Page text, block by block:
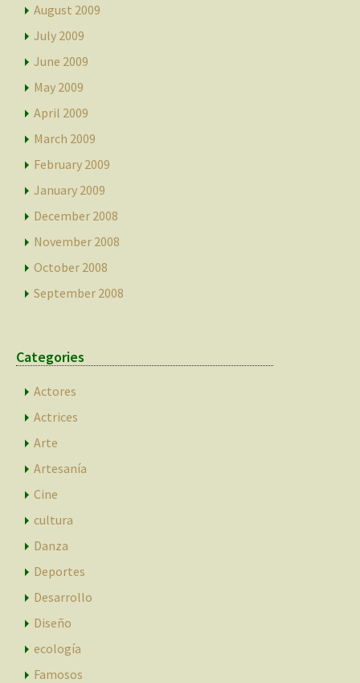
August 2009
July 2009
June 2009
May 2009
April 2009
March 2009
February 2009
January 2009
December 2008
November 2008
October 2008
September 2008
Categories
Actores
Actrices
Arte
Artesanía
Cine
cultura
Danza
Deportes
Desarrollo
Diseño
ecología
Famosos